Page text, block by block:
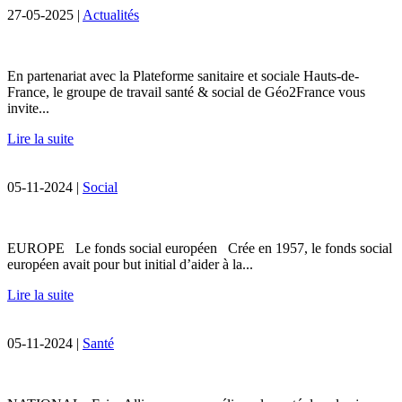
27-05-2025 | Actualités
En partenariat avec la Plateforme sanitaire et sociale Hauts-de-
France, le groupe de travail santé & social de Géo2France vous
invite...
Lire la suite
05-11-2024 | Social
EUROPE Le fonds social européen Crée en 1957, le fonds social
européen avait pour but initial d’aider à la...
Lire la suite
05-11-2024 | Santé